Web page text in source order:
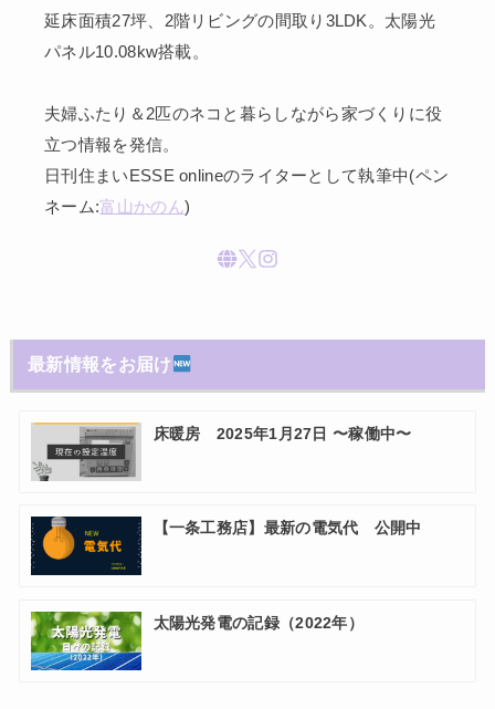
延床面積27坪、2階リビングの間取り3LDK。太陽光
パネル10.08kw搭載。
夫婦ふたり＆2匹のネコと暮らしながら家づくりに役
立つ情報を発信。
日刊住まいESSE onlineのライターとして執筆中(ペン
ネーム:富山かのん)
最新情報をお届け
床暖房 2025年1月27日 〜稼働中〜
【一条工務店】最新の電気代 公開中
太陽光発電の記録（2022年）